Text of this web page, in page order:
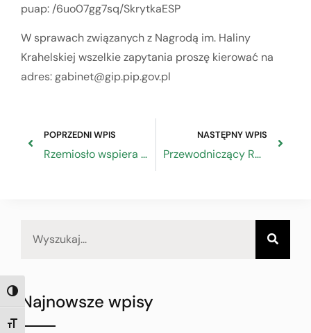
TOGGLE HIGH CONTRAST
TOGGLE FONT SIZE
puap: /6uo07gg7sq/SkrytkaESP
W sprawach związanych z Nagrodą im. Haliny
Krahelskiej wszelkie zapytania proszę kierować na
adres: gabinet@gip.pip.gov.pl
POPRZEDNI WPIS
Rzemiosło wspiera branżę odzieżową
NASTĘPNY WPIS
Przewodniczący RDS uczestnikiem posiedzenia Wojewódzkiej Rady Dialogu Społecznego w Gdańsku
Najnowsze wpisy